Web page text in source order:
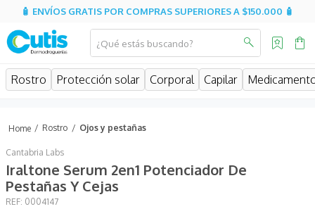
🧴 ENVÍOS GRATIS POR COMPRAS SUPERIORES A $150.000 🧴
¿Qué estás buscando?
Rostro Protección solar Corporal Capilar
Rostro Ojos y pestañas
Cantabria Labs
Iraltone Serum 2en1 Potenciador De
Pestañas Y Cejas
: 0004147
MÁS BUSCADOS